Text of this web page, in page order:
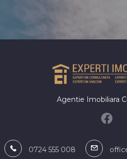
II
Agentie Imobiliara
0724 555 008